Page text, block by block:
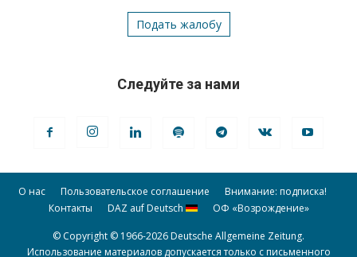
Подать жалобу
Следуйте за нами
О нас Пользовательское соглашение
Внимание: подписка!
Контакты
DAZ auf Deutsch ОФ «Возрождение»
© Copyright © 1966-2026 Deutsche Allgemeine Zeitung.
Использование материалов допускается только с письменного